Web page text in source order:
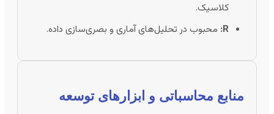
کلاسیک.
محبوب در تحلیل‌های آماری و بصری‌سازی داده.
منابع محاسباتی و ابزارهای توسعه